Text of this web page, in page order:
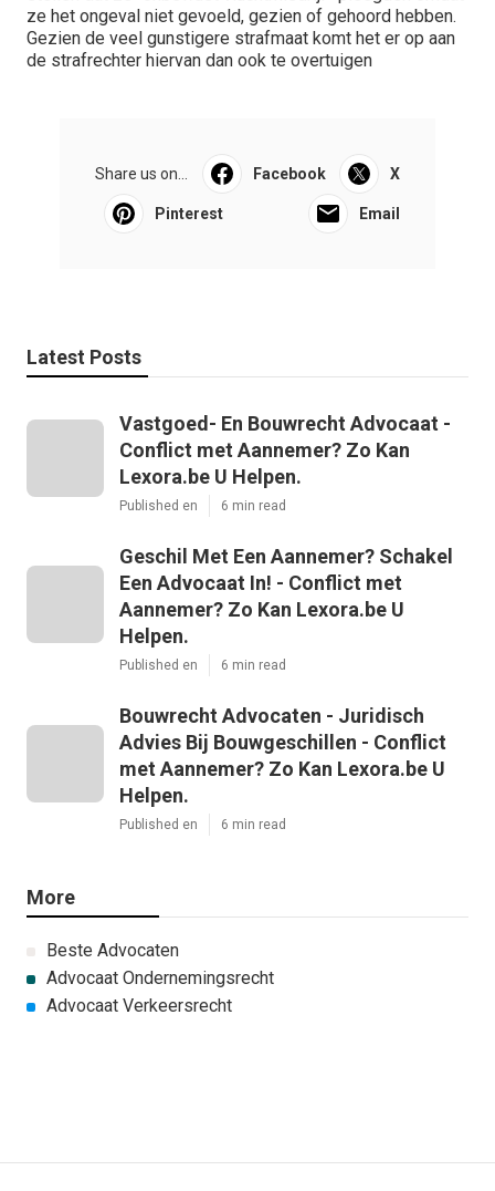
ze het ongeval niet gevoeld, gezien of gehoord hebben.
Gezien de veel gunstigere strafmaat komt het er op aan
de strafrechter hiervan dan ook te overtuigen
Share us on... Facebook X
Pinterest Email
Latest Posts
Vastgoed- En Bouwrecht Advocaat -
Conflict met Aannemer? Zo Kan
Lexora.be U Helpen.
Published en 6 min read
Geschil Met Een Aannemer? Schakel
Een Advocaat In! - Conflict met
Aannemer? Zo Kan Lexora.be U
Helpen.
Published en 6 min read
Bouwrecht Advocaten - Juridisch
Advies Bij Bouwgeschillen - Conflict
met Aannemer? Zo Kan Lexora.be U
Helpen.
Published en 6 min read
More
Beste Advocaten
Advocaat Ondernemingsrecht
Advocaat Verkeersrecht